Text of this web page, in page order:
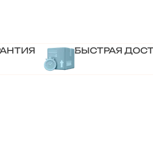
БЫСТРАЯ